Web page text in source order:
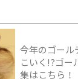
今年のゴール
こいく!?ゴー
集はこちら！